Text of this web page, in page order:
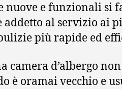
nuove e funzionali si
al servizio ai
più rapide ed
camera d’albergo non
è oramai vecchio e